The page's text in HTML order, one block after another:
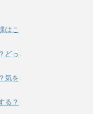
はこ
どっ
気を
る？